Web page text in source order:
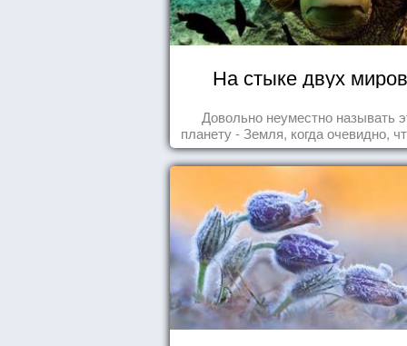
На стыке двух миров
Довольно неуместно называть
планету - Земля, когда очевидно,
- Океан.